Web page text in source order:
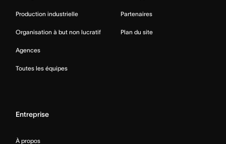
Production industrielle
Organisation à but non lucratif
Agences
Toutes les équipes
Partenaires
Plan du site
Entreprise
À propos